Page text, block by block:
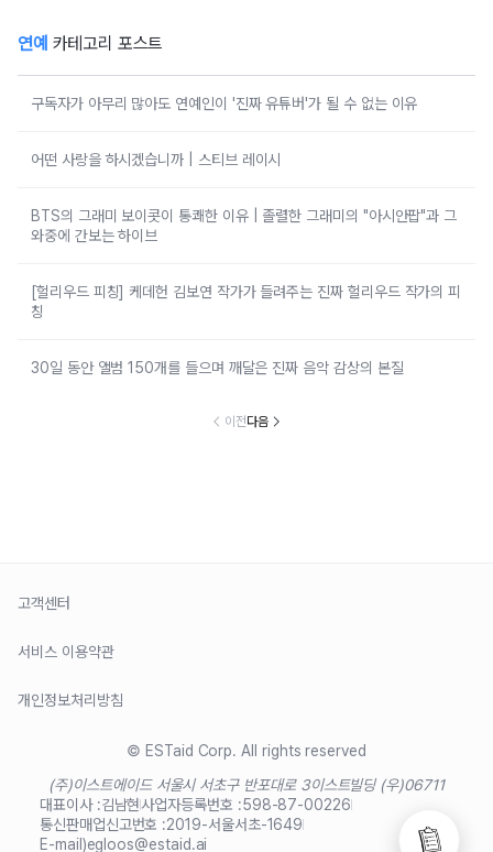
연예 카테고리 포스트
구독자가 아무리 많아도 연예인이 '진짜 유튜버'가 될 수 없는 이유
어떤 사랑을 하시겠습니까 | 스티브 레이시
BTS의 그래미 보이콧이 통쾌한 이유 | 졸렬한 그래미의 "아시안팝"과 그
와중에 간보는 하이브
[헐리우드 피칭] 케데헌 김보연 작가가 들려주는 진짜 헐리우드 작가의 피
칭
30일 동안 앨범 150개를 들으며 깨달은 진짜 음악 감상의 본질
이전다음
고객센터
서비스 이용약관
개인정보처리방침
© ESTaid Corp. All rights reserved
(주)이스트에이드 서울시 서초구 반포대로 3이스트빌딩 (우)06711
대표이사 :김남현사업자등록번호 :598-87-00226
통신판매업신고번호 :2019-서울서초-1649
E-mail)egloos@estaid.ai